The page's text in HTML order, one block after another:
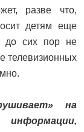
разве что,
детям еще
до сих пор не
телевизионных
на
информации,